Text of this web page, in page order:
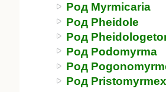
Род Myrmicaria
Род Pheidole
Род
Род Podomyrma
Род
Род Pristomyrmex